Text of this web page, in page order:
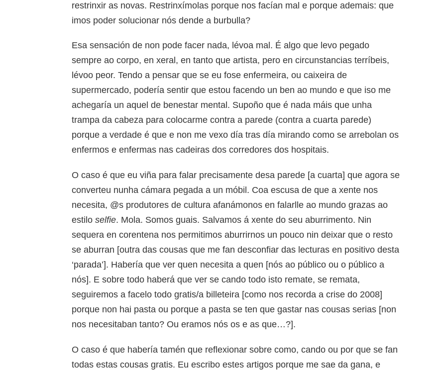
restrinxir as novas. Restrinxímolas porque nos facían mal e porque ademais: que
imos poder solucionar nós dende a burbulla?
Esa sensación de non pode facer nada, lévoa mal. É algo que levo pegado
sempre ao corpo, en xeral, en tanto que artista, pero en circunstancias terríbeis,
lévoo peor. Tendo a pensar que se eu fose enfermeira, ou caixeira de
supermercado, podería sentir que estou facendo un ben ao mundo e que iso me
achegaría un aquel de benestar mental. Supoño que é nada máis que unha
trampa da cabeza para colocarme contra a parede (contra a cuarta parede)
porque a verdade é que e non me vexo día tras día mirando como se arrebolan os
enfermos e enfermas nas cadeiras dos corredores dos hospitais.
O caso é que eu viña para falar precisamente desa parede [a cuarta] que agora se
converteu nunha cámara pegada a un móbil. Coa escusa de que a xente nos
necesita, @s produtores de cultura afanámonos en falarlle ao mundo grazas ao
estilo selfie. Mola. Somos guais. Salvamos á xente do seu aburrimento. Nin
sequera en corentena nos permitimos aburrirnos un pouco nin deixar que o resto
se aburran [outra das cousas que me fan desconfiar das lecturas en positivo desta
‘parada’]. Habería que ver quen necesita a quen [nós ao público ou o público a
nós]. E sobre todo haberá que ver se cando todo isto remate, se remata,
seguiremos a facelo todo gratis/a billeteira [como nos recorda a crise do 2008]
porque non hai pasta ou porque a pasta se ten que gastar nas cousas serias [non
nos necesitaban tanto? Ou eramos nós os e as que…?].
O caso é que habería tamén que reflexionar sobre como, cando ou por que se fan
todas estas cousas gratis. Eu escribo estes artigos porque me sae da gana, e